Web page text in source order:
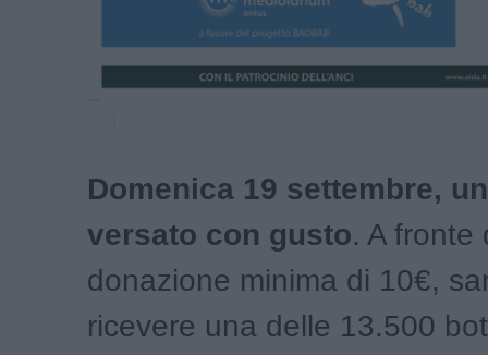
Domenica 19 settembre,
versato con gusto. A fronte
donazione minima di 10€,
ricevere una delle 13.500